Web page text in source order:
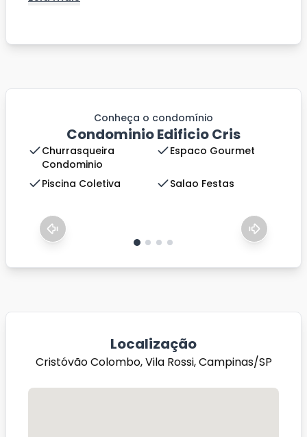
Conheça o condomínio
Condominio Edificio Cris
Churrasqueira
Condominio
Espaco Gourmet
Piscina Coletiva Salao Festas
Localização
Cristóvão Colombo, Vila Rossi, Campinas/SP